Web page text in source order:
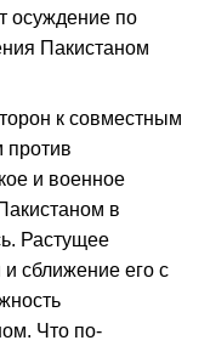
осуждение по
Пакистаном
к совместным
против
и военное
в
Растущее
и сближение его с
Что по-